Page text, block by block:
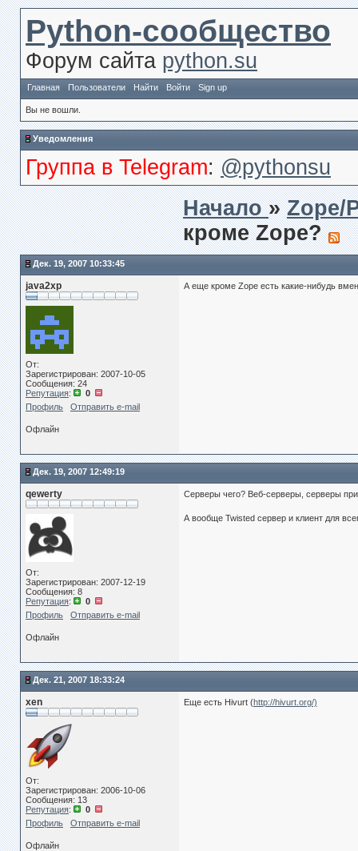
Python-сообщество
Форум сайта python.su
Главная Пользователи Найти Войти Sign up
Вы не вошли.
Уведомления
Группа в Telegram: @pythonsu
Начало»Zope/
кроме Zope?
Дек. 19, 2007 10:33:45
java2xp
От:
Зарегистрирован: 2007-10-05
Сообщения: 24
Репутация:
0
Профиль
Отправить e-mail
А еще кроме Zope есть какие-нибудь
Офлайн
Дек. 19, 2007 12:49:19
qewerty
От:
Зарегистрирован: 2007-12-19
Сообщения: 8
Репутация:
0
Профиль
Отправить e-mail
Серверы чего? Веб-серверы, серверы
А вообще Twisted сервер и клиент для
Офлайн
Дек. 21, 2007 18:33:24
xen
От:
Зарегистрирован: 2006-10-06
Сообщения: 13
Репутация:
0
Профиль
Отправить e-mail
Еще есть Hivurt (http://hivurt.org/)
Офлайн